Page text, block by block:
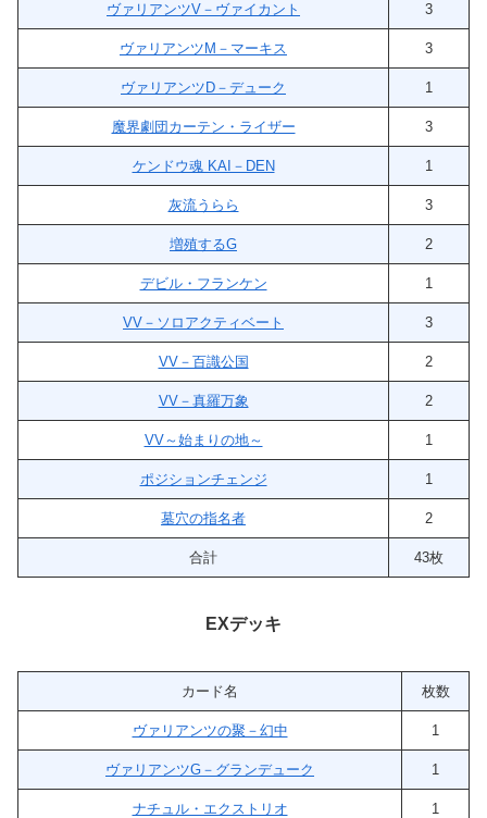
ヴァリアンツV－ヴァイカント 3
ヴァリアンツM－マーキス 3
ヴァリアンツD－デューク 1
魔界劇団カーテン・ライザー 3
ケンドウ魂 KAI－DEN 1
灰流うらら 3
増殖するG 2
デビル・フランケン 1
VV－ソロアクティベート 3
VV－百識公国 2
VV－真羅万象 2
VV～始まりの地～ 1
ポジションチェンジ 1
墓穴の指名者 2
合計 43枚
EXデッキ
カード名 枚数
ヴァリアンツの聚－幻中 1
ヴァリアンツG－グランデューク 1
ナチュル・エクストリオ 1